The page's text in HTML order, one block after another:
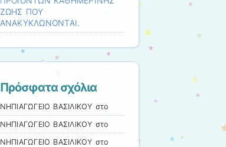
ΖΩΗΣ ΠΟΥ
ΑΝΑΚΥΚΛΩΝΟΝΤΑΙ.
Πρόσφατα σχόλια
ΝΗΠΙΑΓΩΓΕΙΟ ΒΑΣΙΛΙΚΟΥ στο
ΝΗΠΙΑΓΩΓΕΙΟ ΒΑΣΙΛΙΚΟΥ στο
ΝΗΠΙΑΓΩΓΕΙΟ ΒΑΣΙΛΙΚΟΥ στο